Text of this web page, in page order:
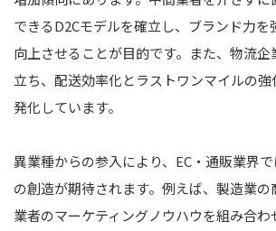
できるD2Cモデルを確立し、ブランド力を
向上させることが目的です。また、物流企
立ち、配送効率化とラストワンマイルの
発化しています。
異業種からの参入により、EC・通販業界
の創造が期待されます。例えば、製造業の
業者のマーケティングノウハウを組み合わ